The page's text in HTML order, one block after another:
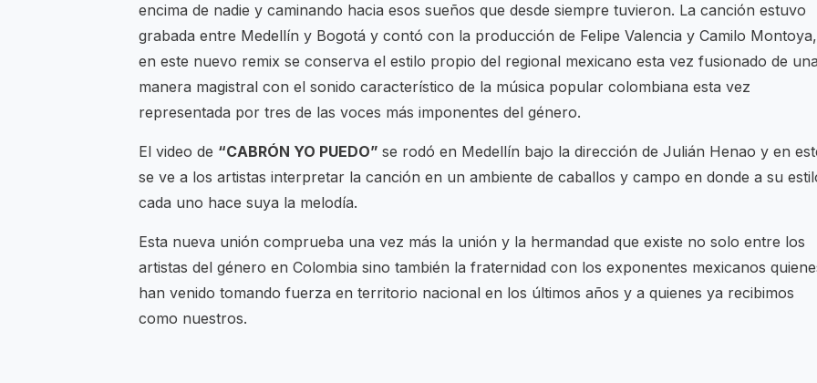
encima de nadie y caminando hacia esos sueños que desde siempre tuvieron. La canción estuvo
grabada entre Medellín y Bogotá y contó con la producción de Felipe Valencia y Camilo Montoya,
en este nuevo remix se conserva el estilo propio del regional mexicano esta vez fusionado de una
manera magistral con el sonido característico de la música popular colombiana esta vez
representada por tres de las voces más imponentes del género.
El video de “CABRÓN YO PUEDO” se rodó en Medellín bajo la dirección de Julián Henao y en
se ve a los artistas interpretar la canción en un ambiente de caballos y campo en donde a su
cada uno hace suya la melodía.
Esta nueva unión comprueba una vez más la unión y la hermandad que existe no solo entre los
artistas del género en Colombia sino también la fraternidad con los exponentes mexicanos
han venido tomando fuerza en territorio nacional en los últimos años y a quienes ya recibimos
como nuestros.